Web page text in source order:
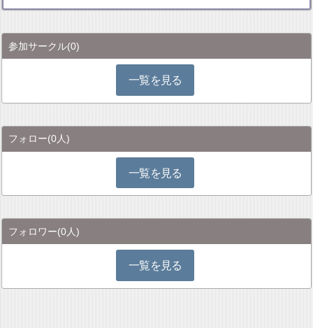
参加サークル(0)
一覧を見る
フォロー(0人)
一覧を見る
フォロワー(0人)
一覧を見る